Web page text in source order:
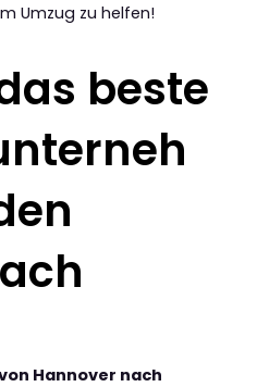
Umzug zu helfen!
beste
Hannover nach